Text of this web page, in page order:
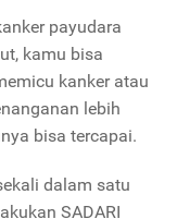
payudara
kamu bisa
kanker atau
lebih
bisa tercapai.
dalam satu
SADARI